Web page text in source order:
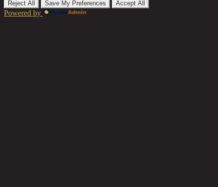
Reject All Save My Preferences Accept All
Powered by